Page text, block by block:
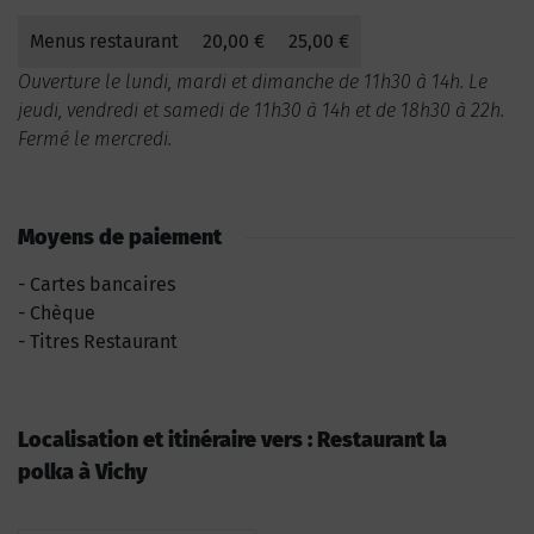
Menus restaurant 20,00 €
25,00 €
Ouverture le lundi, mardi et dimanche de 11h30 à 14h. Le
jeudi, vendredi et samedi de 11h30 à 14h et de 18h30 à 22h.
Fermé le mercredi.
Moyens de paiement
Cartes bancaires
Chèque
Titres Restaurant
Localisation et itinéraire vers : Restaurant la
polka à Vichy